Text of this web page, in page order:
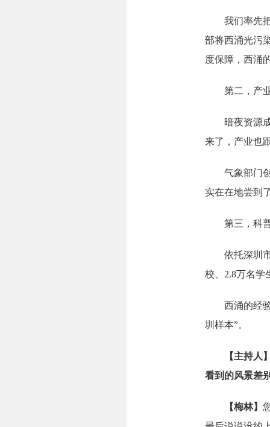
我们率先把
部将西涌光污
度保障，西涌
第二，产业
暗夜资源成
来了，产业也
气象部门创
实在在地尝到
第三，科普
依托深圳市
校、2.8万名学
西涌的经验
圳样本”。
【主持人
看到的风景差
【梅林】